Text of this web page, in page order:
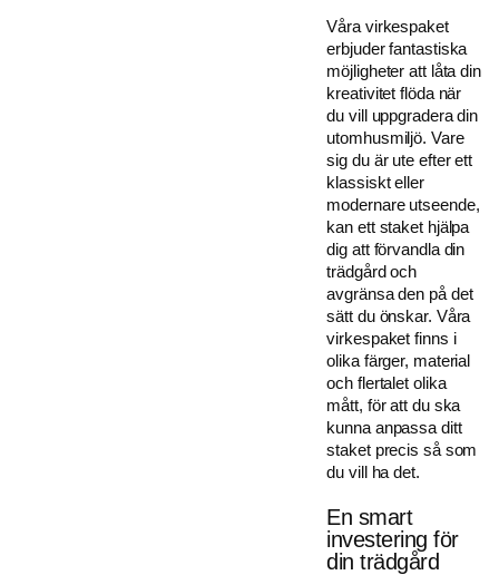
Våra virkespaket
erbjuder fantastiska
möjligheter att låta din
kreativitet flöda när
du vill uppgradera din
utomhusmiljö. Vare
sig du är ute efter ett
klassiskt eller
modernare utseende,
kan ett staket hjälpa
dig att förvandla din
trädgård och
avgränsa den på det
sätt du önskar. Våra
virkespaket finns i
olika färger, material
och flertalet olika
mått, för att du ska
kunna anpassa ditt
staket precis så som
du vill ha det.
En smart
investering för
din trädgård